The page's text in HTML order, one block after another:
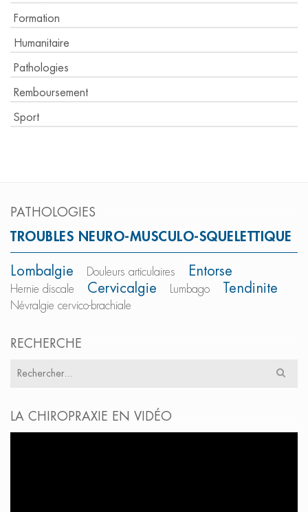
Formation
Humanitaire
Pathologies
Remboursement
Sport
PATHOLOGIES
TROUBLES NEURO-MUSCULO-SQUELETTIQUE
Lombalgie Douleurs articulaires Entorse
Hernie discale Cervicalgie Lumbago Tendinite
Névralgie cervico-brachiale
RECHERCHE
Résultats
LA CHIROPRAXIE EN VIDÉO